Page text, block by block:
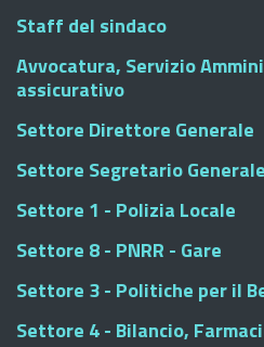
Staff del sindaco
Avvocatura, Servizio
assicurativo
Settore Direttore Generale
Settore Segretario Generale
Settore 1 - Polizia Locale
Settore 8 - PNRR - Gare
Settore 3 - Politiche per il
Settore 4 - Bilancio,